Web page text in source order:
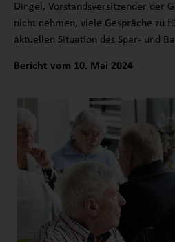
Dingel, Vorstandsversitzender der
nicht nehmen, viele Gespräche zu
aktuellen Situation des Spar- und
Bericht vom 10. Mai 2024